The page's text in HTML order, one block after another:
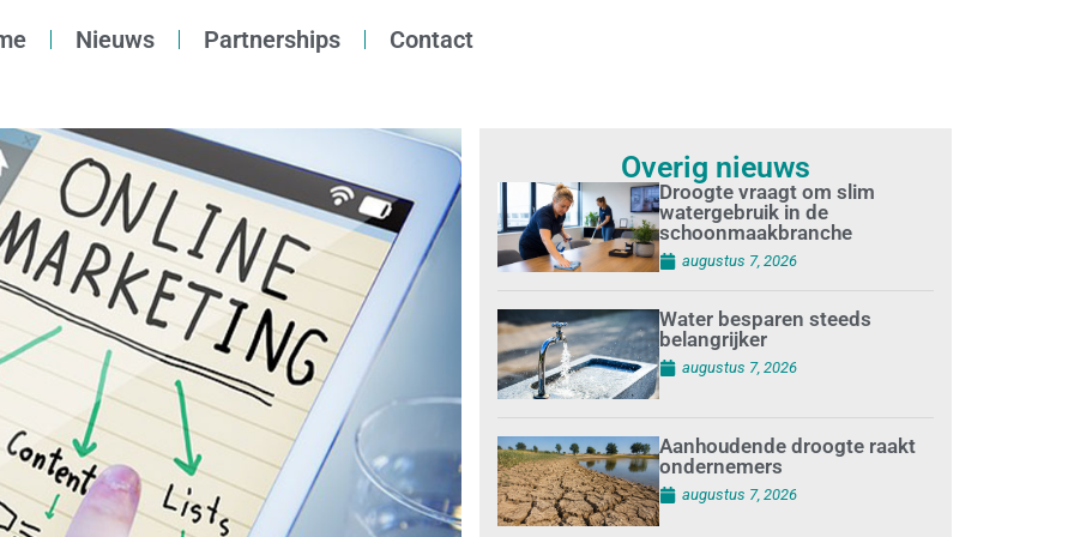
Nieuws Partnerships Contact
Overig nieuws
Droogte vraagt om slim
watergebruik in de
schoonmaakbranche
augustus 7, 2026
Water besparen steeds
belangrijker
augustus 7, 2026
Aanhoudende droogte raakt
ondernemers
augustus 7, 2026